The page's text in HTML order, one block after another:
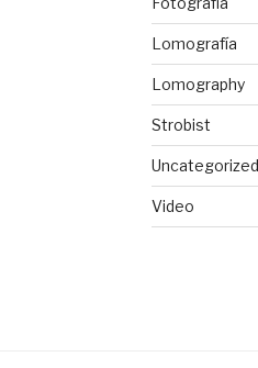
Lomografía
Lomography
Strobist
Uncategorized
Video